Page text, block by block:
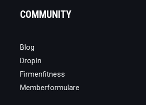
COMMUNITY
Blog
DropIn
Firmenfitness
Memberformulare